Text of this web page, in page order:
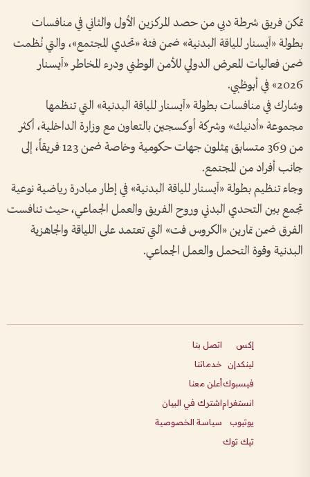
تمكن فريق شرطة دبي من حصد المركزين الأول والثاني في منافسات
بطولة «آيسنار للياقة البدنية» ضمن فئة «تحدي المجتمع»، والتي نُظمت
ضمن فعاليات المعرض الدولي للأمن الوطني ودرء المخاطر «آيسنار
2026» في أبوظبي.
وشارك في منافسات بطولة «آيسنار للياقة البدنية» التي تنظمها
مجموعة «أدنيك» وشركة أوكسجين بالتعاون مع وزارة الداخلية، أكثر
من 369 متسابق يمثلون جهات حكومية وخاصة ضمن 123 فريقاً، إلى
جانب أفراد من المجتمع.
وجاء تنظيم بطولة «آيسنار للياقة البدنية» في إطار مبادرة رياضية نوعية
تجمع بين التحدي البدني وروح الفريق والعمل الجماعي، حيث تنافست
الفرق ضمن تمارين «الكروس فت» التي تعتمد على اللياقة والجاهزية
البدنية وقوة التحمل والعمل الجماعي.
إكس
لينكدإن
فيسبوك
انستغرام
يوتيوب
تيك توك
اتصل بنا
خدماتنا
أعلن معنا
اشترك في البيان
سياسة الخصوصية